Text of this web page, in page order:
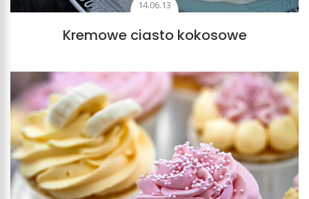
14.06.13
Kremowe ciasto kokosowe